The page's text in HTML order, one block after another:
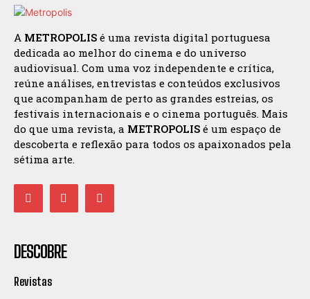
A METROPOLIS é uma revista digital portuguesa
dedicada ao melhor do cinema e do universo
audiovisual. Com uma voz independente e crítica,
reúne análises, entrevistas e conteúdos exclusivos
que acompanham de perto as grandes estreias, os
festivais internacionais e o cinema português. Mais
do que uma revista, a METROPOLIS é um espaço de
descoberta e reflexão para todos os apaixonados pela
sétima arte.
DESCOBRE
Revistas